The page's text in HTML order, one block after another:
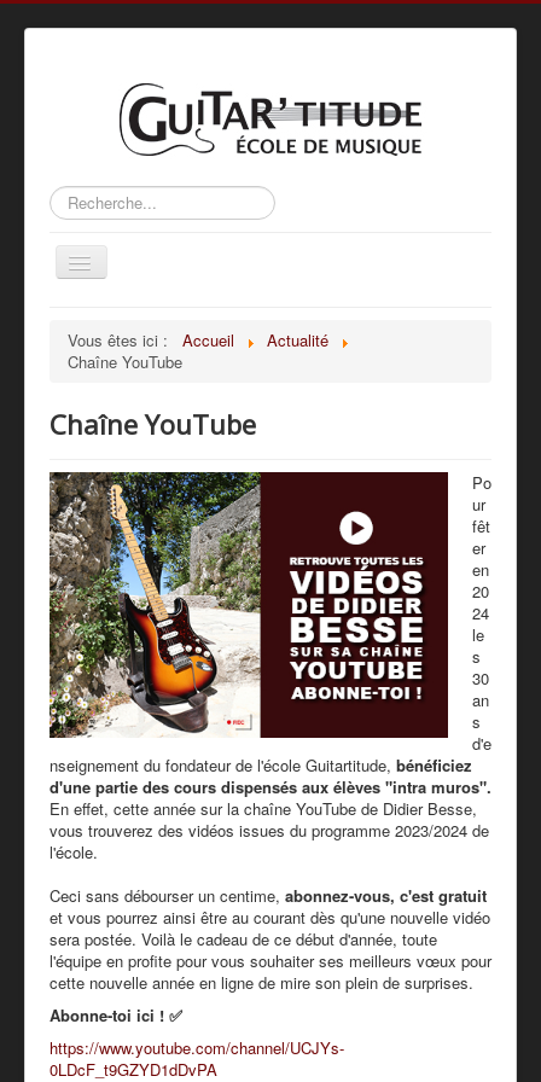
Rechercher
Basculer
la
L’ÉCOLE
PROFS
GALERIE
PRESSE
PARTENAIRES
TARIFS - BOUTIQUE
Vous êtes ici : Accueil
Actualité
Chaîne YouTube
Chaîne YouTube
Po
ur
fêt
er
en
20
24
le
s
30
an
s
d'e
nseignement du fondateur de l'école Guitartitude, bénéficiez
d'une partie des cours dispensés aux élèves "intra muros".
En effet, cette année sur la chaîne YouTube de Didier Besse,
vous trouverez des vidéos issues du programme 2023/2024 de
l'école.
Ceci sans débourser un centime, abonnez-vous, c'est gratuit
et vous pourrez ainsi être au courant dès qu'une nouvelle vidéo
sera postée. Voilà le cadeau de ce début d'année, toute
l'équipe en profite pour vous souhaiter ses meilleurs vœux pour
cette nouvelle année en ligne de mire son plein de surprises.
Abonne-toi ici ! ✅
https://www.youtube.com/channel/UCJYs-
0LDcF_t9GZYD1dDvPA